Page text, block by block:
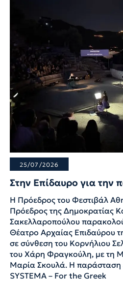
25/07/2026
Στην Επίδαυρο για την
Η Πρόεδρος του Φεστιβάλ
Πρόεδρος της Δημοκρατίας
Σακελλαροπούλου
Θέατρο Αρχαίας Επιδαύρου
σε σύνθεση του Κορνήλιου
του Χάρη Φραγκούλη, με τη
Μαρία Σκουλά. Η παράσταση
SYSTEMA – For the Greek